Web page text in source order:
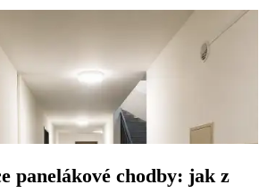
panelákové chodby: jak z